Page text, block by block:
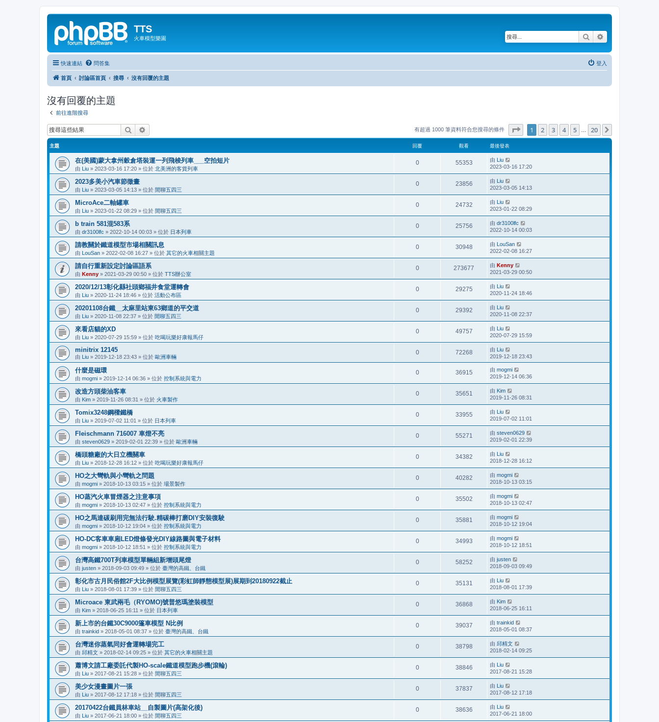
TTS
火車模型樂園 搜尋
快速連結 問答集 登入
首頁 討論區首頁 搜尋 沒有回覆的主題
沒有回覆的主題
前往進階搜尋
搜尋 有超過 1000 筆資料符合您搜尋的條件 1頁 (共 20 頁)
1 2 3 4 5 20
主題 回覆 觀看 最後發表
在(美國)蒙大拿州穀倉塔裝運一列飛梭列車___空拍短片
由 Liu » 2023-03-16 17:20 » 位於 北美洲的客貨列車
0 55353 由 Liu
2023-03-16 17:20
2023多美小汽車節徵畫
由 Liu » 2023-03-05 14:13 » 位於 閒聊五四三
0 23856 由 Liu
2023-03-05 14:13
MicroAce二軸罐車
由 Liu » 2023-01-22 08:29 » 位於 閒聊五四三
0 24732 由 Liu
2023-01-22 08:29
b train 581混583系
由 dr3100lfc » 2022-10-14 00:03 » 位於 日本列車
0 25756 由 dr3100lfc
2022-10-14 00:03
請教關於鐵道模型市場相關訊息
由 LouSan » 2022-02-08 16:27 » 位於 其它的火車相關主題
0 30948 由 LouSan
2022-02-08 16:27
請自行重新設定討論區語系
由 Kenny » 2021-03-29 00:50 » 位於 TTS辦公室
0 273677 由 Kenny
2021-03-29 00:50
2020/12/13彰化縣社頭鄉福井食堂運轉會
由 Liu » 2020-11-24 18:46 » 位於 活動公布區
0 29275 由 Liu
2020-11-24 18:46
20201108台鐵__太麻里站東63鄉道的平交道
由 Liu » 2020-11-08 22:37 » 位於 閒聊五四三
0 29392 由 Liu
2020-11-08 22:37
來看店貓的XD
由 Liu » 2020-07-29 15:59 » 位於 吃喝玩樂好康報馬仔
0 49757 由 Liu
2020-07-29 15:59
minitrix 12145
由 Liu » 2019-12-18 23:43 » 位於 歐洲車輛
0 72268 由 Liu
2019-12-18 23:43
什麼是磁環
由 mogmi » 2019-12-14 06:36 » 位於 控制系統與電力
0 36915 由 mogmi
2019-12-14 06:36
改造方頭柴油客車
由 Kim » 2019-11-26 08:31 » 位於 火車製作
0 35651 由 Kim
2019-11-26 08:31
Tomix3248鋼樑鐵橋
由 Liu » 2019-07-02 11:01 » 位於 日本列車
0 33955 由 Liu
2019-07-02 11:01
Fleischmann 716007 車燈不亮
由 steven0629 » 2019-02-01 22:39 » 位於 歐洲車輛
0 55271 由 steven0629
2019-02-01 22:39
橋頭糖廠的大日立機關車
由 Liu » 2018-12-28 16:12 » 位於 吃喝玩樂好康報馬仔
0 34382 由 Liu
2018-12-28 16:12
HO之大彎軌與小彎軌之問題
由 mogmi » 2018-10-13 03:15 » 位於 場景製作
0 40282 由 mogmi
2018-10-13 03:15
HO蒸汽火車冒煙器之注意事項
由 mogmi » 2018-10-13 02:47 » 位於 控制系統與電力
0 35502 由 mogmi
2018-10-13 02:47
HO之馬達碳刷用完無法行駛.精碳棒打磨DIY安裝復駛
由 mogmi » 2018-10-12 19:04 » 位於 控制系統與電力
0 35881 由 mogmi
2018-10-12 19:04
HO-DC客車車廂LED燈條發光DIY線路圖與電子材料
由 mogmi » 2018-10-12 18:51 » 位於 控制系統與電力
0 34993 由 mogmi
2018-10-12 18:51
台灣高鐵700T列車模型單輛組新增頭尾燈
由 justen » 2018-09-03 09:49 » 位於 臺灣的高鐵、台鐵
0 58252 由 justen
2018-09-03 09:49
彰化市古月民俗館2F大比例模型展覽(彩虹師靜態模型展)展期到20180922截止
由 Liu » 2018-08-01 17:39 » 位於 閒聊五四三
0 35131 由 Liu
2018-08-01 17:39
Microace 東武兩毛（RYOMO)號普悠瑪塗裝模型
由 Kim » 2018-06-25 16:11 » 位於 日本列車
0 36868 由 Kim
2018-06-25 16:11
新上市的台鐵30C9000篷車模型 N比例
由 trainkid » 2018-05-01 08:37 » 位於 臺灣的高鐵、台鐵
0 39037 由 trainkid
2018-05-01 08:37
台灣迷你蒸氣同好會運轉場完工
由 邱精文 » 2018-02-14 09:25 » 位於 其它的火車相關主題
0 38798 由 邱精文
2018-02-14 09:25
蕭博文請工廠委託代製HO-scale鐵道模型跑步機(滾輪)
由 Liu » 2017-08-21 15:28 » 位於 閒聊五四三
0 38846 由 Liu
2017-08-21 15:28
美少女漫畫圖片一張
由 Liu » 2017-08-12 17:18 » 位於 閒聊五四三
0 37837 由 Liu
2017-08-12 17:18
20170422台鐵員林車站__自製圖片(高架化後)
由 Liu » 2017-06-21 18:00 » 位於 閒聊五四三
0 38636 由 Liu
2017-06-21 18:00